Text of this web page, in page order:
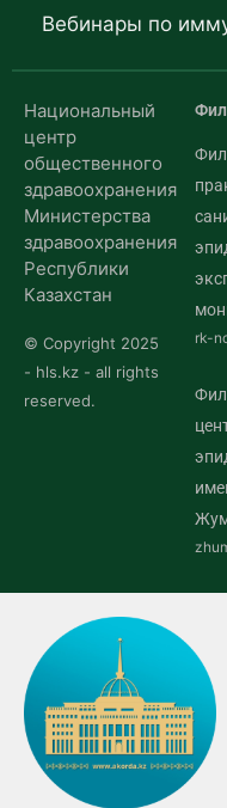
Вебинары по
Национальный
центр
общественного
здравоохранения
Министерства
здравоохранения
Республики
Казахстан
© Copyright 2025
- hls.kz - all rights
reserved.
rk-